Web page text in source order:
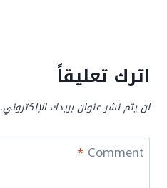
اترك تعليقاً
لن يتم نشر عنوان بريدك الإلكتروني.
Comment
*